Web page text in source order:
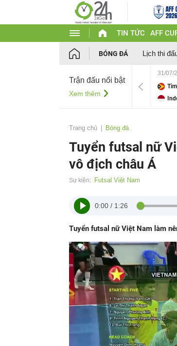
TIN TỨC AFF
BÓNG ĐÁ Lịch thi
Trận đấu nổi bật
Xem thêm
31/07/
Trang chủ Bóng đá
Tuyển futsal nữ
vô địch châu Á
Sự kiện: Futsal Việt Nam
0:00 / 1:26
Tuyển futsal nữ Việt Nam làm